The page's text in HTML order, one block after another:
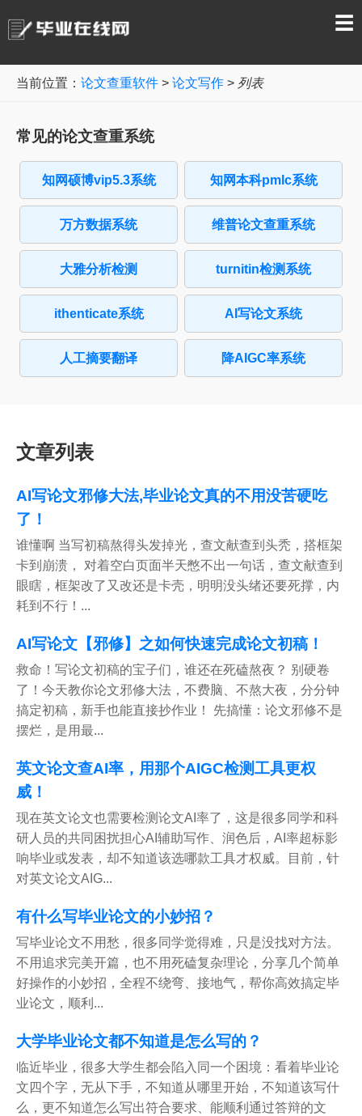
☰
当前位置： 论文查重软件 > 论文写作 > 列表
常见的论文查重系统
知网硕博vip5.3系统 知网本科pmlc系统
万方数据系统 维普论文查重系统
大雅分析检测 turnitin检测系统
ithenticate系统 AI写论文系统
人工摘要翻译 降AIGC率系统
文章列表
AI写论文邪修大法,毕业论文真的不用没苦硬吃
了！
谁懂啊 当写初稿熬得头发掉光，查文献查到头秃，搭框架
卡到崩溃， 对着空白页面半天憋不出一句话，查文献查到
眼瞎，框架改了又改还是卡壳，明明没头绪还要死撑，内
耗到不行！...
AI写论文【邪修】之如何快速完成论文初稿！
救命！写论文初稿的宝子们，谁还在死磕熬夜？ 别硬卷
了！今天教你论文邪修大法，不费脑、不熬大夜，分分钟
搞定初稿，新手也能直接抄作业！ 先搞懂：论文邪修不是
摆烂，是用最...
英文论文查AI率，用那个AIGC检测工具更权
威！
现在英文论文也需要检测论文AI率了，这是很多同学和科
研人员的共同困扰担心AI辅助写作、润色后，AI率超标影
响毕业或发表，却不知道该选哪款工具才权威。目前，针
对英文论文AIG...
有什么写毕业论文的小妙招？
写毕业论文不用愁，很多同学觉得难，只是没找对方法。
不用追求完美开篇，也不用死磕复杂理论，分享几个简单
好操作的小妙招，全程不绕弯、接地气，帮你高效搞定毕
业论文，顺利...
大学毕业论文都不知道是怎么写的？
临近毕业，很多大学生都会陷入同一个困境：看着毕业论
文四个字，无从下手，不知道从哪里开始，不知道该写什
么，更不知道怎么写出符合要求、能顺利通过答辩的文